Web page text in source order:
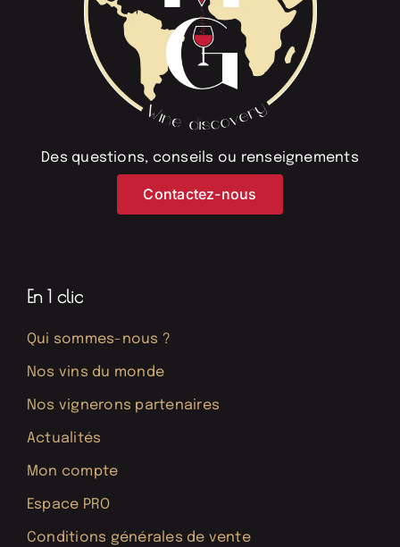
Des questions, conseils ou renseignements
Contactez-nous
En 1 clic
Qui sommes-nous ?
Nos vins du monde
Nos vignerons partenaires
Actualités
Mon compte
Espace PRO
Conditions générales de vente